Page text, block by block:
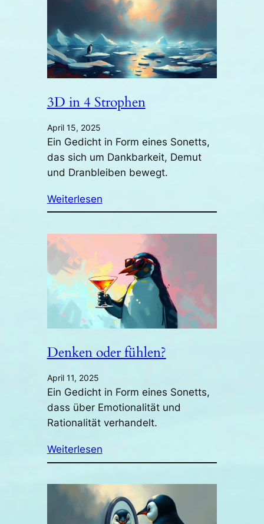
3D in 4 Strophen
April 15, 2025
Ein Gedicht in Form eines Sonetts,
das sich um Dankbarkeit, Demut
und Dranbleiben bewegt.
Weiterlesen
Denken oder fühlen?
April 11, 2025
Ein Gedicht in Form eines Sonetts,
dass über Emotionalität und
Rationalität verhandelt.
Weiterlesen